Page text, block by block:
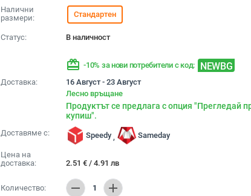
Налични
размери:
Стандартен
Статус: В наличност
redeem -10% за нови потребители с код: NEWBG
Доставка:
16 Август - 23 Август
Лесно връщане
Продуктът се предлага с опция "Прегледай
купиш".
Доставяме с: Speedy , Sameday
Цена на
доставка:
2.51 € / 4.91 лв
Количество: remove 1 add